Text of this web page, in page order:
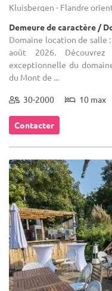
Kluisbergen - Flandre
Demeure de caractère /
Domaine location de salle
août 2026.
exceptionnelle du
du Mont de ...
30-2000 10 max
Contacter